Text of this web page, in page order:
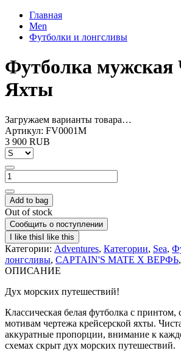
Главная
Men
Футболки и лонгсливы
Футболка мужская
Яхты
Загружаем варианты товара…
Артикул: FV0001M
3 900 RUB
Add to bag
Out of stock
Сообщить о поступлении
Категории: Adventures, Категории, Sea,
лонгсливы, CAPTAIN'S MATE X ВЕРФЬ,
ОПИСАНИЕ
Дух морских путешествий!
Классическая белая футболка с
мотивам чертежа крейсерской яхты.
аккуратные пропорции, внимание к
схемах скрыт дух морских путешествий.